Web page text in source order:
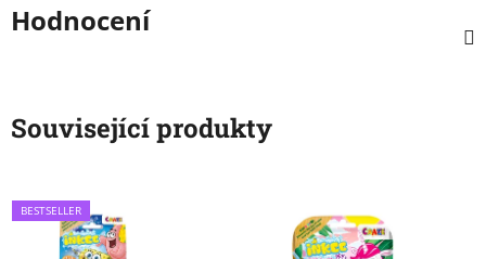
Hodnocení
Související produkty
BESTSELLER